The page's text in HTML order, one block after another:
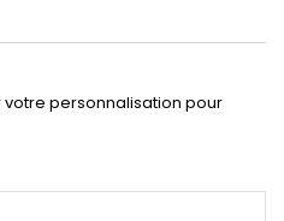
personnalisation pour